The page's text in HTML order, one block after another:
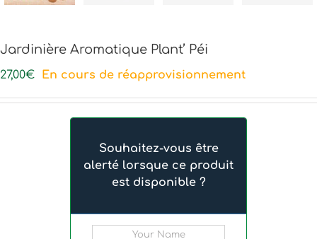
Jardinière Aromatique Plant’ Péi
27,00€ En cours de réapprovisionnement
Souhaitez-vous être
alerté lorsque ce produit
est disponible ?